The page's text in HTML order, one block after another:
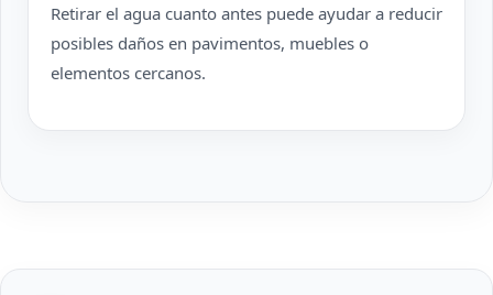
Retirar el agua cuanto antes puede ayudar a reducir
posibles daños en pavimentos, muebles o
elementos cercanos.